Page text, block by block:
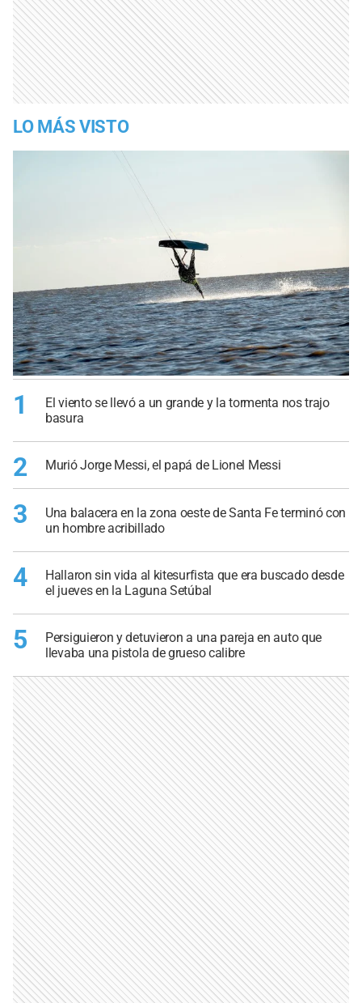
LO MÁS VISTO
1
El viento se llevó a un grande y la tormenta nos trajo
basura
2 Murió Jorge Messi, el papá de Lionel Messi
3
Una balacera en la zona oeste de Santa Fe terminó con
un hombre acribillado
4
Hallaron sin vida al kitesurfista que era buscado desde
el jueves en la Laguna Setúbal
5
Persiguieron y detuvieron a una pareja en auto que
llevaba una pistola de grueso calibre